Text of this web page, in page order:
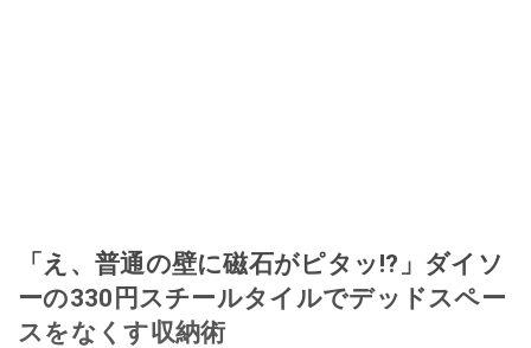
「え、普通の壁に磁石がピタッ!?」ダイソ
ーの330円スチールタイルでデッドスペー
スをなくす収納術